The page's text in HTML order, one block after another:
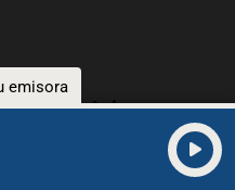
emisora
en Asia.